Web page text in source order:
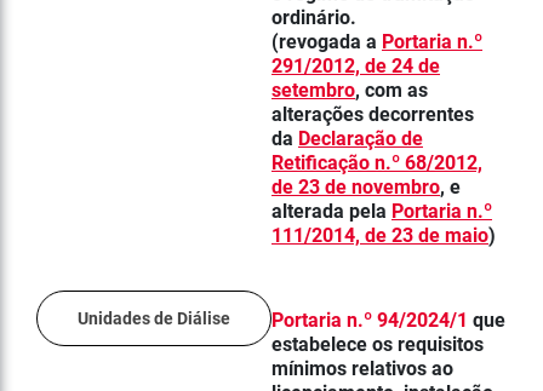
ordinário.
(revogada a Portaria n.º
291/2012, de 24 de
setembro, com as
alterações decorrentes
da Declaração de
Retificação n.º 68/2012,
de 23 de novembro, e
alterada pela Portaria n.º
111/2014, de 23 de maio)
Unidades de Diálise Portaria n.º 94/2024/1 que
estabelece os requisitos
mínimos relativos ao